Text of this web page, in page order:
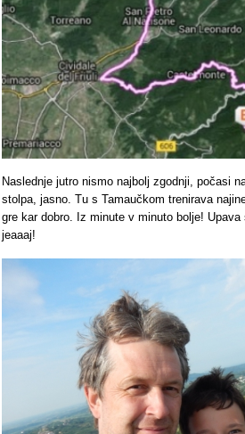
Naslednje jutro nismo najbolj zgodnji, počasi
stolpa, jasno. Tu s Tamaučkom trenirava
gre kar dobro. Iz minute v minuto bolje!
jeaaaj!